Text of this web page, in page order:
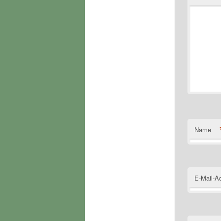
Name
E-Mail-